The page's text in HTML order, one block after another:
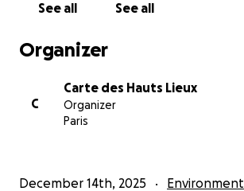
See all See all
Organizer
C
Carte des Hauts Lieux
Organizer
Paris
December 14th, 2025 Environment